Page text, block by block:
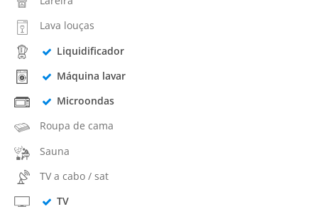
Lava louças
Liquidificador
Máquina lavar
Microondas
Roupa de cama
Sauna
TV a cabo / sat
TV